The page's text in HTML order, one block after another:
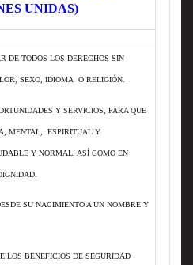
UNIDAS)
DE TODOS LOS DERECHOS SIN
SEXO, IDIOMA O RELIGIÓN.
Y SERVICIOS, PARA QUE
MENTAL, ESPIRITUAL Y
Y NORMAL, ASÍ COMO EN
SU NACIMIENTO A UN NOMBRE Y
LOS BENEFICIOS DE SEGURIDAD